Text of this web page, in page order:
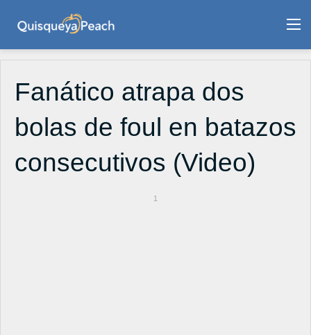
Fanático atrapa dos
bolas de foul en batazos
consecutivos (Video)
1